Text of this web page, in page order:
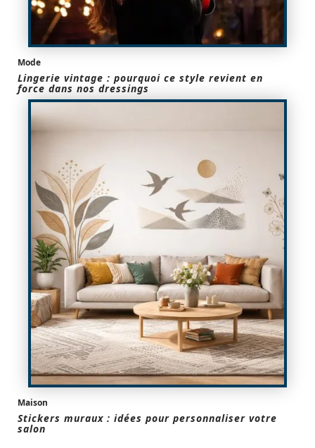
Mode
Lingerie vintage : pourquoi ce style revient en
force dans nos dressings
Maison
Stickers muraux : idées pour personnaliser votre
salon